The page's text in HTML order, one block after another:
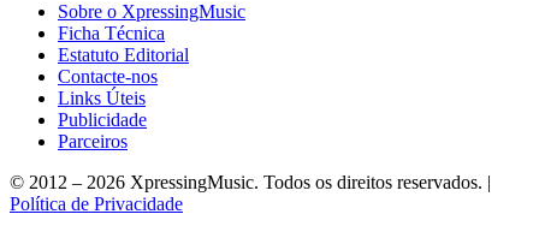
Sobre o XpressingMusic
Ficha Técnica
Estatuto Editorial
Contacte-nos
Links Úteis
Publicidade
Parceiros
© 2012 – 2026 XpressingMusic. Todos os direitos reservados. |
Política de Privacidade